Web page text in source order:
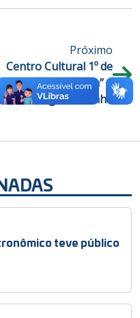
Próximo
Centro Cultural 1º de
Maio “Nhô Serra” é
entregue amanhã
teve público